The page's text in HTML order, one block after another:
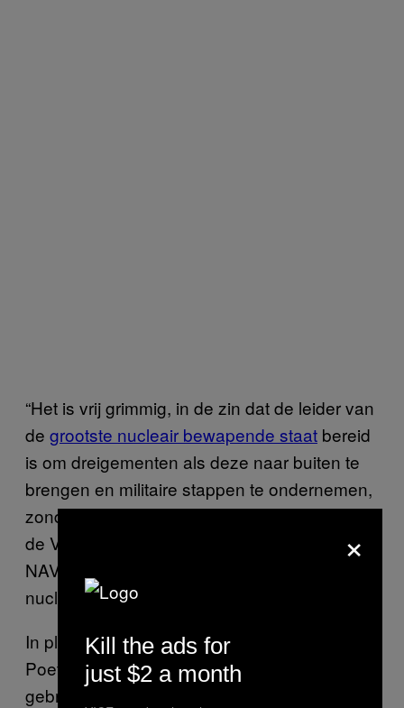
“Het is vrij grimmig, in de zin dat de leider van
de grootste nucleair bewapende staat bereid
is om dreigementen als deze naar buiten te
brengen en militaire stappen te ondernemen,
zonder een directe dreiging van de NAVO of
de Verenigde Staten,” aldus Kristensen. “De
NAVO heeft niet expliciet gedreigd met zijn
nucleaire macht tegenover Rusland.”
In plaats daarvan merkt Kristensen op dat
Poetin de dreiging van een nucleaire oorlog
gebruikt om te reageren op westerse sancties
×
Kill the ads for
just $2 a month